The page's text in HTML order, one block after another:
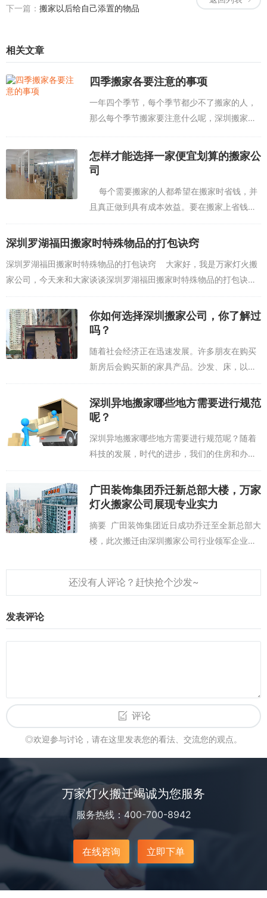
下一篇： 搬家以后给自己添置的物品
相关文章
四季搬家各要注意的事项
一年四个季节，每个季节都少不了搬家的人，
那么每个季节搬家要注意什么呢，深圳搬家公
搬家是最好不过的...
怎样才能选择一家便宜划算的搬家公
司
每个需要搬家的人都希望在搬家时省钱，并
且真正做到具有成本效益。要在搬家上省钱，
您必须首先找到具有一定经验，在购物商场中
享有良好声誉的人，并且有一定的计划团队的
深圳罗湖福田搬家​时特殊物品的打包诀窍
深圳罗湖福田搬家时特殊物品的打包诀窍 大家好，我是万家灯火搬
家公司，今天来和大家谈谈深圳罗湖福田搬家时特殊物品的打包诀
窍，下面一起来了解下。 花瓶或酒瓶：先放入原有...
你如何选择深圳搬家公司，你了解过
吗？
随着社会经济正在迅速发展。许多朋友在购买
新房后会购买新的家具产品。沙发、床，以及
各种电器产品，同时将面临搬家具的痛苦，将
选择专业搬家公司。面对市场上许多搬家公
司，我们在选择时需要多次比较。选择一家大
深圳异地搬家哪些地方需要进行规范
呢？
深圳异地搬家哪些地方需要进行规范呢？随着
科技的发展，时代的进步，我们的住房和办公
条件都得到了高速的发展和进步，对我们的生
活方面有了很大的改善，由此对搬家的需求也
越来越大，带动了深圳搬家公司的生意火
广田装饰集团乔迁新总部大楼，万家
灯火搬家公司展现专业实力
摘要 广田装饰集团近日成功乔迁至全新总部大
楼，此次搬迁由深圳搬家公司行业领军企业—
现了广田装饰集团的发展实力，同时也对万家
灯火搬家公司承接上市公司总...
发表评论
评论
◎欢迎参与讨论，请在这里发表您的看法、交流您的观点。
万家灯火搬迁竭诚为您服务
服务热线：400-700-8942
在线咨询 立即下单